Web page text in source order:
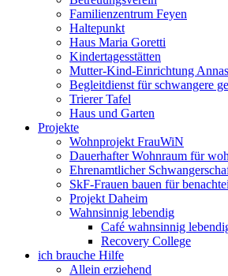
Familienzentrum Feyen
Haltepunkt
Haus Maria Goretti
Kindertagesstätten
Mutter-Kind-Einrichtung
Begleitdienst für schwangere
Trierer Tafel
Haus und Garten
Projekte
Wohnprojekt FrauWiN
Dauerhafter Wohnraum für
Ehrenamtlicher
SkF-Frauen bauen für
Projekt Daheim
Wahnsinnig lebendig
Café wahnsinnig
Recovery College
ich brauche Hilfe
Allein erziehend